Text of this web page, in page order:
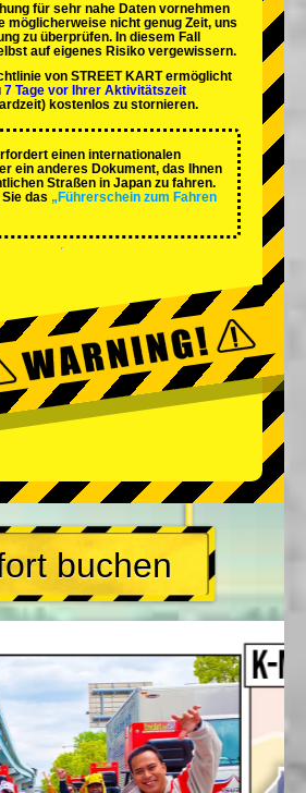
für sehr nahe Daten vornehmen
möglicherweise nicht genug Zeit, uns
zu überprüfen. In diesem Fall
auf eigenes Risiko vergewissern.
von STREET KART ermöglicht
7 Tage vor Ihrer Aktivitätszeit
kostenlos zu stornieren.
einen internationalen
ein anderes Dokument, das Ihnen
Straßen in Japan zu fahren.
das „Führerschein zum Fahren
buchen